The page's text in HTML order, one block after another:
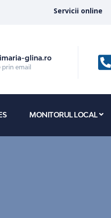
Servicii online
glina.ro
email
MONITORUL LOCAL